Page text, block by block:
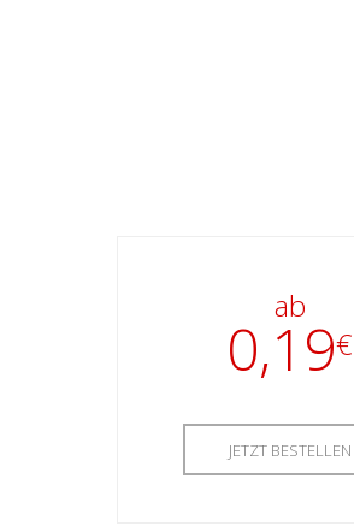
ab
0,19€
JETZT BESTELLEN